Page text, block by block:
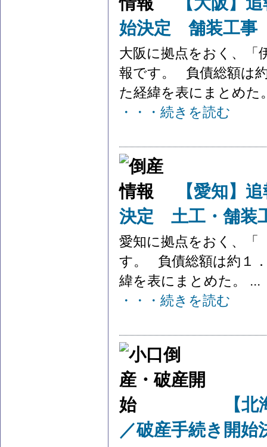
始決定 舗装工事
大阪に拠点をおく、「
報です。 負債総額は
た経緯を表にまとめた
・・・続きを読む
【愛知】
決定 土工・舗装
愛知に拠点をおく、「
す。 負債総額は約１
緯を表にまとめた。 ...
・・・続きを読む
【
／破産手続き開